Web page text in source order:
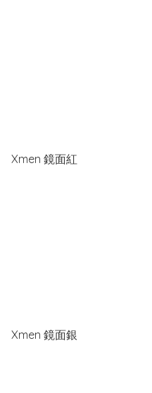
Xmen 鏡面紅
Xmen 鏡面銀